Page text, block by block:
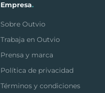
Empresa.
Sobre Outvio
Trabaja en Outvio
Prensa y marca
Política de privacidad
Términos y condiciones